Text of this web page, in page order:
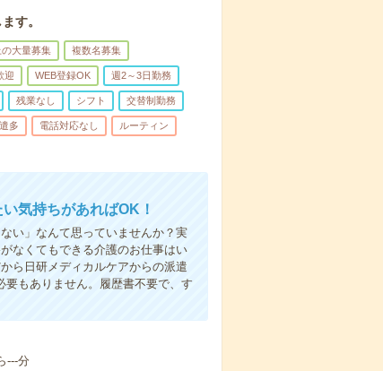
す。
大量募集 複数名募集
迎 WEB登録OK 週2～3日勤務
残業なし シフト 交替制勤務
多 電話対応なし ルーティン
気持ちがあればOK！
い」なんて思っていませんか？実
なくてもできる介護のお仕事はい
ら日研メディカルケアからの派遣
もありません。履歴書不要で、す
---分